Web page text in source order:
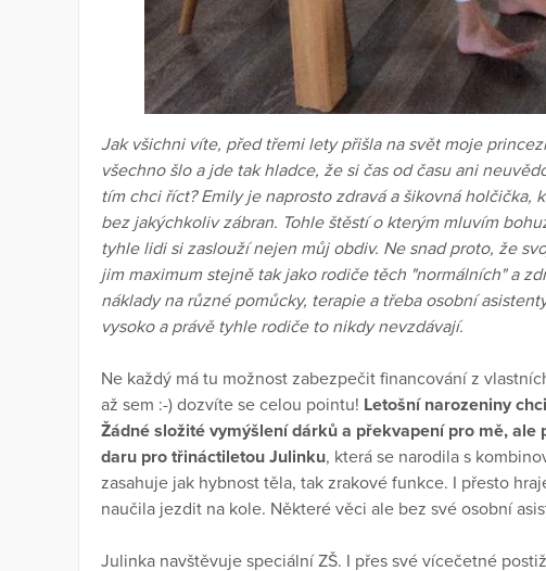
Jak všichni víte, před třemi lety přišla na svět moje
všechno šlo a jde tak hladce, že si čas od času ani
tím chci říct? Emily je naprosto zdravá a šikovná holčička,
bez jakýchkoliv zábran. Tohle štěstí o kterým mluvím
tyhle lidi si zaslouží nejen můj obdiv. Ne snad proto, že
jim maximum stejně tak jako rodiče těch "normálních" a
náklady na různé pomůcky, terapie a třeba osobní
vysoko a právě tyhle rodiče to nikdy nevzdávají.
Ne každý má tu možnost zabezpečit financování z
až sem :-) dozvíte se celou pointu! Letošní narozeniny
Žádné složité vymýšlení dárků a překvapení pro mě, ale
daru pro třináctiletou Julinku, která se narodila s
zasahuje jak hybnost těla, tak zrakové funkce. I přesto
naučila jezdit na kole. Některé věci ale bez své osobní
Julinka navštěvuje speciální ZŠ. I přes své vícečetné